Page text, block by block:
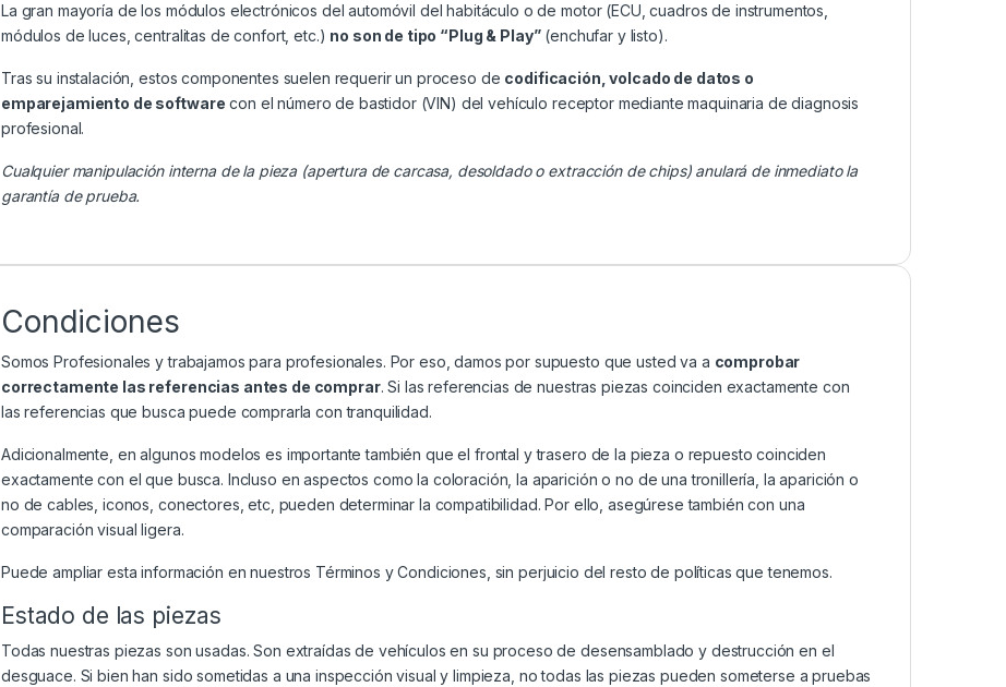
La gran mayoría de los módulos electrónicos del automóvil del habitáculo o de motor (ECU, cuadros de instrumentos,
módulos de luces, centralitas de confort, etc.) no son de tipo “Plug & Play”(enchufar y listo).
Tras su instalación, estos componentes suelen requerir un proceso de codificación, volcado de datos o
emparejamiento de software con el número de bastidor (VIN) del vehículo receptor mediante maquinaria de diagnosis
profesional.
Cualquier manipulación interna de la pieza (apertura de carcasa, desoldado o extracción de chips) anulará de inmediato la
garantía de prueba.
Condiciones
Somos Profesionales y trabajamos para profesionales. Por eso, damos por supuesto que usted va a comprobar
correctamente las referencias antes de comprar. Si las referencias de nuestras piezas coinciden exactamente con
las referencias que busca puede comprarla con tranquilidad.
Adicionalmente, en algunos modelos es importante también que el frontal y trasero de la pieza o repuesto coinciden
exactamente con el que busca. Incluso en aspectos como la coloración, la aparición o no de una tronillería, la aparición o
no de cables, iconos, conectores, etc, pueden determinar la compatibilidad. Por ello, asegúrese también con una
comparación visual ligera.
Puede ampliar esta información en nuestros Términos y Condiciones , sin perjuicio del resto de políticas que tenemos.
Estado de las piezas
Todas nuestras piezas son usadas. Son extraídas de vehículos en su proceso de desensamblado y destrucción en el
desguace. Si bien han sido sometidas a una inspección visual y limpieza, no todas las piezas pueden someterse a pruebas